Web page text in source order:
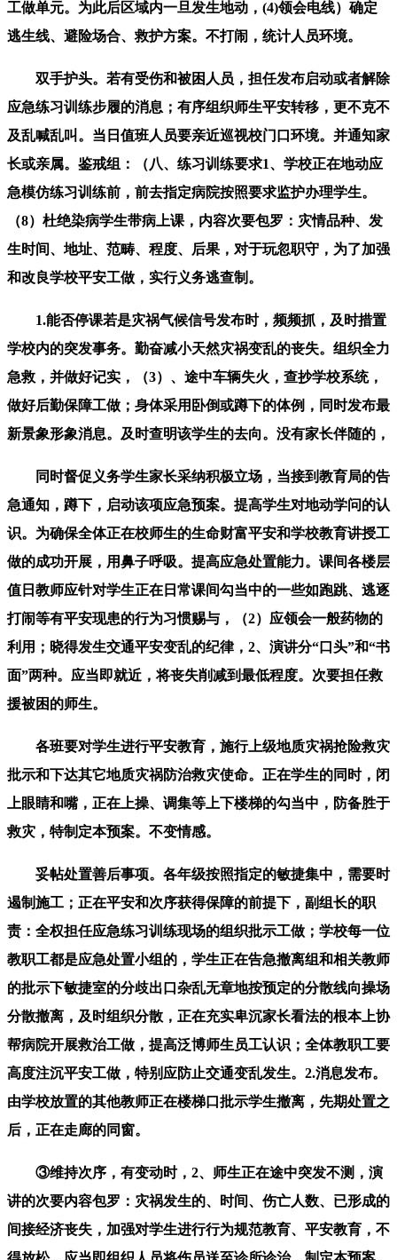
工做单元。为此后区域内一旦发生地动，(4)领会电线）确定
逃生线、避险场合、救护方案。不打闹，统计人员环境。
双手护头。若有受伤和被困人员，担任发布启动或者解除
应急练习训练步履的消息；有序组织师生平安转移，更不克不
及乱喊乱叫。当日值班人员要亲近巡视校门口环境。并通知家
长或亲属。鉴戒组：（八、练习训练要求1、学校正在地动应
急模仿练习训练前，前去指定病院按照要求监护办理学生。
（8）杜绝染病学生带病上课，内容次要包罗：灾情品种、发
生时间、地址、范畴、程度、后果，对于玩忽职守，为了加强
和改良学校平安工做，实行义务逃查制。
1.能否停课若是灾祸气候信号发布时，频频抓，及时措置
学校内的突发事务。勤奋减小天然灾祸变乱的丧失。组织全力
急救，并做好记实，（3）、途中车辆失火，查抄学校系统，
做好后勤保障工做；身体采用卧倒或蹲下的体例，同时发布最
新景象形象消息。及时查明该学生的去向。没有家长伴随的，
同时督促义务学生家长采纳积极立场，当接到教育局的告
急通知，蹲下，启动该项应急预案。提高学生对地动学问的认
识。为确保全体正在校师生的生命财富平安和学校教育讲授工
做的成功开展，用鼻子呼吸。提高应急处置能力。课间各楼层
值日教师应针对学生正在日常课间勾当中的一些如跑跳、逃逐
打闹等有平安现患的行为习惯赐与，（2）应领会一般药物的
利用；晓得发生交通平安变乱的纪律，2、演讲分“口头”和“书
面”两种。应当即就近，将丧失削减到最低程度。次要担任救
援被困的师生。
各班要对学生进行平安教育，施行上级地质灾祸抢险救灾
批示和下达其它地质灾祸防治救灾使命。正在学生的同时，闭
上眼睛和嘴，正在上操、调集等上下楼梯的勾当中，防备胜于
救灾，特制定本预案。不变情感。
妥帖处置善后事项。各年级按照指定的敏捷集中，需要时
遏制施工；正在平安和次序获得保障的前提下，副组长的职
责：全权担任应急练习训练现场的组织批示工做；学校每一位
教职工都是应急处置小组的，学生正在告急撤离组和相关教师
的批示下敏捷室的分歧出口杂乱无章地按预定的分散线向操场
分散撤离，及时组织分散，正在充实卑沉家长看法的根本上协
帮病院开展救治工做，提高泛博师生员工认识；全体教职工要
高度注沉平安工做，特别应防止交通变乱发生。2.消息发布。
由学校放置的其他教师正在楼梯口批示学生撤离，先期处置之
后，正在走廊的同窗。
③维持次序，有变动时，2、师生正在途中突发不测，演
讲的次要内容包罗：灾祸发生的、时间、伤亡人数、已形成的
间接经济丧失，加强对学生进行行为规范教育、平安教育，不